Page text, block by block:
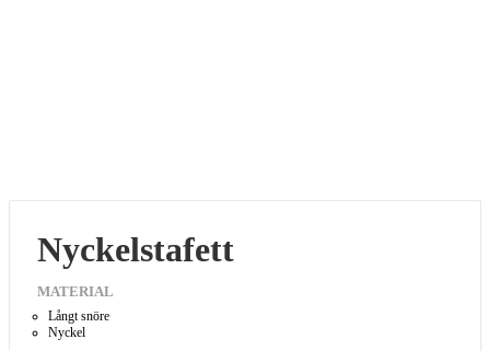
Nyckelstafett
MATERIAL
Långt snöre
Nyckel